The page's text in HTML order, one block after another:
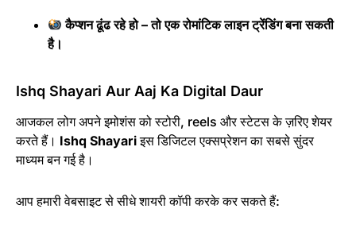
कैप्शन ढूंढ रहे हो – तो एक रोमांटिक लाइन ट्रेंडिंग बना सकती
है।
Ishq Shayari Aur Aaj Ka Digital Daur
आजकल लोग अपने इमोशंस को स्टोरी, reels और स्टेटस के ज़रिए शेयर
करते हैं। Ishq Shayariइस डिजिटल एक्सप्रेशन का सबसे सुंदर
माध्यम बन गई है।
आप हमारी वेबसाइट से सीधे शायरी कॉपी करके कर सकते हैं: